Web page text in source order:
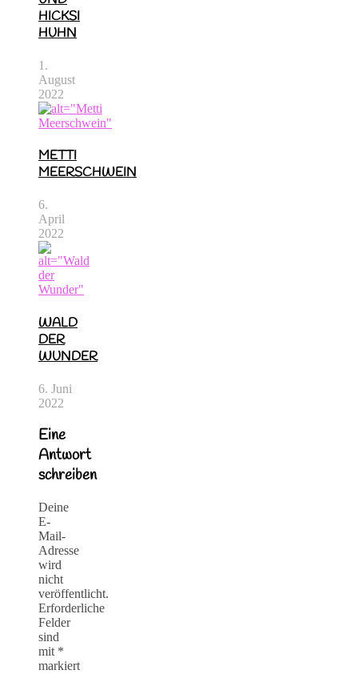
HICKSI
HUHN
1.
August
2022
METTI
MEERSCHWEIN
6.
April
2022
WALD
DER
WUNDER
6. Juni
2022
Eine
Antwort
schreiben
Deine
E-
Mail-
Adresse
wird
nicht
veröffentlicht.
Erforderliche
Felder
sind
mit *
markiert